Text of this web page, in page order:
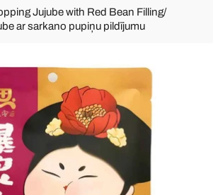
Jujube with Red Bean Filling/
ar sarkano pupiņu pildījumu